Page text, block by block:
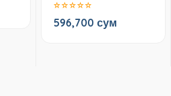
596,700 сум